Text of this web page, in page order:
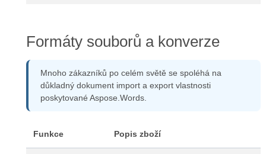
Formáty souborů a konverze
Mnoho zákazníků po celém světě se spoléhá na
důkladný dokument import a export vlastnosti
poskytované Aspose.Words.
Funkce Popis zboží